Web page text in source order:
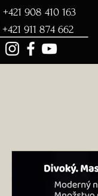
+421 908 410 163
+421 911 874 662